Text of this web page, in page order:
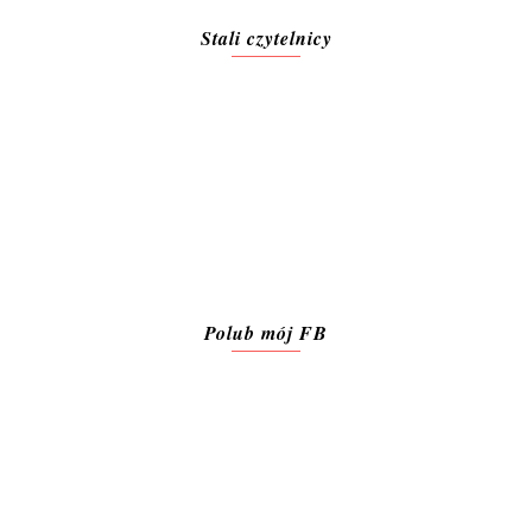
Stali czytelnicy
Polub mój FB